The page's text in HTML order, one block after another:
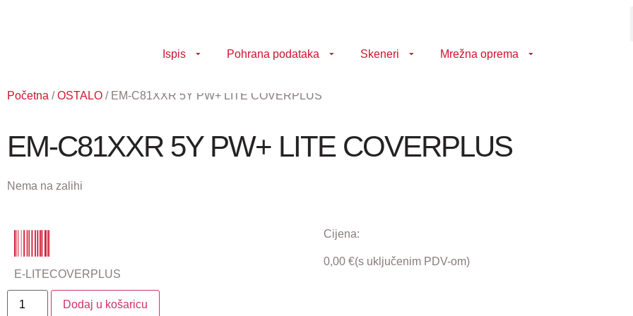
Ispis Pohrana podataka Skeneri Mrežna oprema
Početna /OSTALO / EM-C81XXR 5Y PW+ LITE COVERPLUS
EM-C81XXR 5Y PW+ LITE COVERPLUS
Nema na zalihi
E-LITECOVERPLUS
Cijena:
0,00 €(s uključenim PDV-om)
Dodaj u košaricu